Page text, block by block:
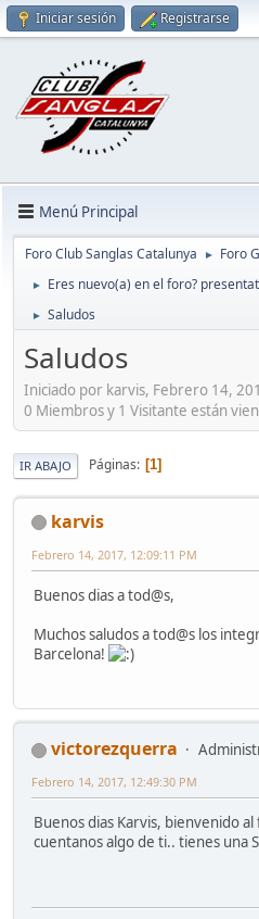
Iniciar sesión Registrarse
Menú Principal
Foro Club Sanglas Catalunya ► Foro
► Eres nuevo(a) en el foro?
► Saludos
Saludos
Iniciado por karvis, Febrero 14,
0 Miembros y 1 Visitante están
IR ABAJO Páginas 1
karvis
Febrero 14, 2017, 12:09:11 PM
Buenos dias a tod@s,
Muchos saludos a tod@s los
Barcelona!
victorezquerra
Febrero 14, 2017, 12:49:30 PM
Buenos dias Karvis, bienvenido
cuentanos algo de ti.. tienes una